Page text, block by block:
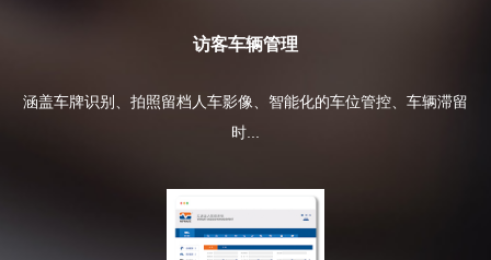
访客车辆管理
涵盖车牌识别、拍照留档人车影像、智能化的车位管控、车辆滞留
时...